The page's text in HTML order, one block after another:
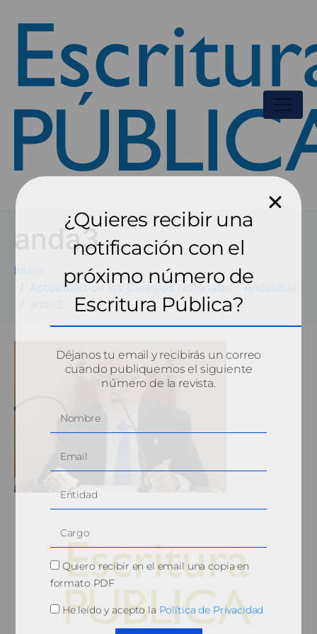
anda3
Inicio
Actualidad de los Colegios Notariales - Andalucía
¿Quieres recibir una
notificación con el
próximo número de
Escritura Pública?
Déjanos tu email y recibirás un correo
cuando publiquemos el siguiente
número de la revista.
Quiero recibir en el email una copia en
formato PDF
He leído y acepto la Política de Privacidad